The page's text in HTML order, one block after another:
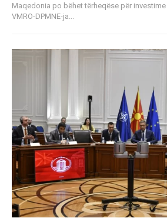
Maqedonia po bëhet tërheqëse për
VMRO-DPMNE-ja...